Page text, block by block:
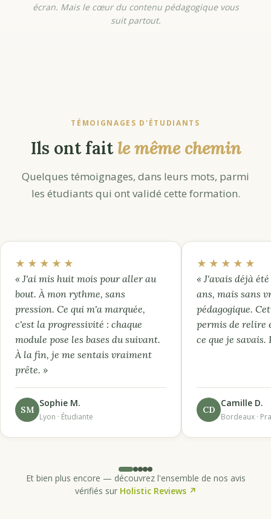
écran. Mais le cœur du contenu pédagogique vous
suit partout.
TÉMOIGNAGES D'ÉTUDIANTS
Ils ont faitle même chemin
Quelques témoignages, dans leurs mots, parmi
les étudiants qui ont validé cette formation.
★★★★★
« J'ai mis huit mois pour aller au
bout. À mon rythme, sans
pression. Ce qui m'a marquée,
c'est la progressivité : chaque
module pose les bases du suivant.
À la fin, je me sentais vraiment
prête. »
SM
Sophie M.
Lyon · Étudiante
★★★★★
« J'avais déjà
ans, mais sans
pédagogique.
permis de relire
ce que je savais.
CD
Camille D.
Bordeaux ·
Et bien plus encore — découvrez l'ensemble de nos avis
vérifiés sur Holistic Reviews ↗